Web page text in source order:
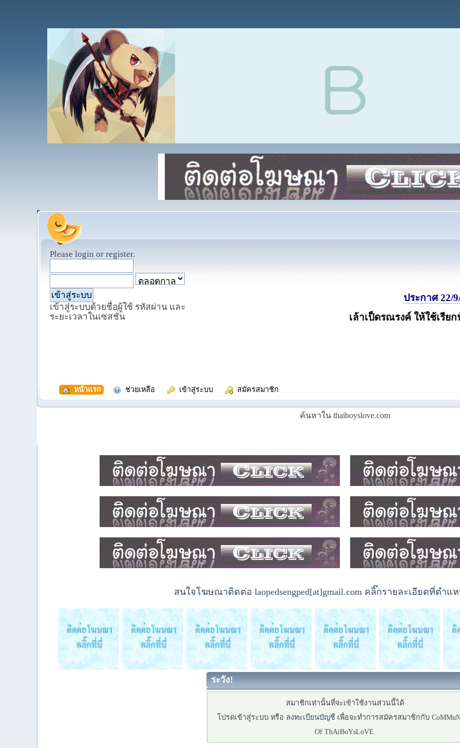
Please login or register.
เข้าสู่ระบบด้วยชื่อผู้ใช้ รหัสผ่าน และ
ระยะเวลาในเซสชั่น
ประกาศ 22/
เล้าเป็ดรณรงค์ ให้ใช้เรีย
หน้าแรก ช่วยเหลือ เข้าสู่ระบบ สมัครสมาชิก
ค้นหาใน thaiboyslove.com
สนใจโฆษณาติดต่อ laopedsengped[at]gmail.com คลิ๊กรายละเอียดที่ตำแ
ระวัง!
สมาชิกเท่านั้นที่จะเข้าใช้งานส่วนนี้ได้
โปรดเข้าสู่ระบบ หรือ ลงทะเบียนบัญชี เพื่อจะทำการสมัครสมาชิกกับ
Of ThAiBoYsLoVE.